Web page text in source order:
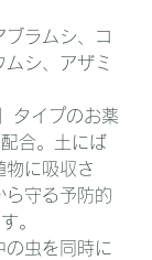
ブラムシ、コ
シ、アザミ
タイプのお薬
合。土にば
物に吸収さ
ら守る予防的
。
の虫を同時に